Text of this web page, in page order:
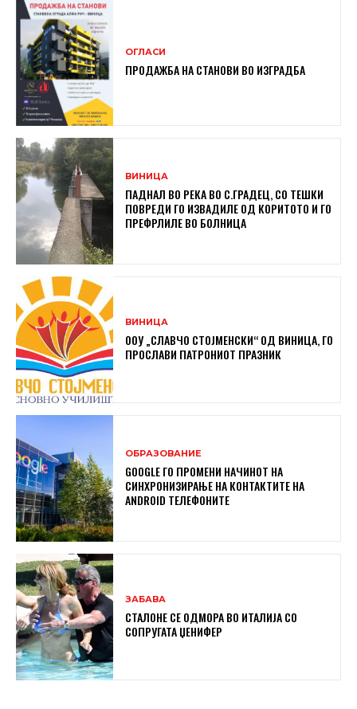
ОГЛАСИ
ПРОДАЖБА НА СТАНОВИ ВО ИЗГРАДБА
ВИНИЦА
ПАДНАЛ ВО РЕКА ВО С.ГРАДЕЦ, СО ТЕШКИ
ПОВРЕДИ ГО ИЗВАДИЛЕ ОД КОРИТОТО И ГО
ПРЕФРЛИЛЕ ВО БОЛНИЦА
ВИНИЦА
ООУ „СЛАВЧО СТОЈМЕНСКИ“ ОД ВИНИЦА, ГО
ПРОСЛАВИ ПАТРОНИОТ ПРАЗНИК
ОБРАЗОВАНИЕ
GOOGLE ГО ПРОМЕНИ НАЧИНОТ НА
СИНХРОНИЗИРАЊЕ НА КОНТАКТИТЕ НА
ANDROID ТЕЛЕФОНИТЕ
ЗАБАВА
СТАЛОНЕ СЕ ОДМОРА ВО ИТАЛИЈА СО
СОПРУГАТА ЏЕНИФЕР